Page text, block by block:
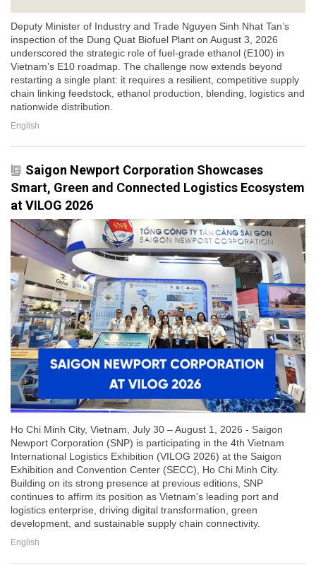
Deputy Minister of Industry and Trade Nguyen Sinh Nhat Tan’s
inspection of the Dung Quat Biofuel Plant on August 3, 2026
underscored the strategic role of fuel-grade ethanol (E100) in
Vietnam’s E10 roadmap. The challenge now extends beyond
restarting a single plant: it requires a resilient, competitive supply
chain linking feedstock, ethanol production, blending, logistics and
nationwide distribution.
English
Saigon Newport Corporation Showcases
Smart, Green and Connected Logistics Ecosystem
at VILOG 2026
Ho Chi Minh City, Vietnam, July 30 – August 1, 2026 - Saigon
Newport Corporation (SNP) is participating in the 4th Vietnam
International Logistics Exhibition (VILOG 2026) at the Saigon
Exhibition and Convention Center (SECC), Ho Chi Minh City.
Building on its strong presence at previous editions, SNP
continues to affirm its position as Vietnam's leading port and
logistics enterprise, driving digital transformation, green
development, and sustainable supply chain connectivity.
English